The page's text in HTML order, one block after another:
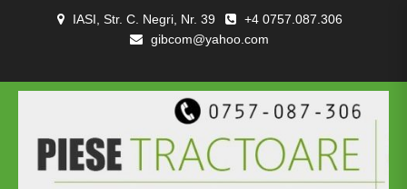
IASI, Str. C. Negri, Nr. 39
+4 0757.087.306
gibcom@yahoo.com
TRACTOARE
SI
COMBINE
NOI
DE
CONFIDENȚIALITATEA
SI
CONDITII